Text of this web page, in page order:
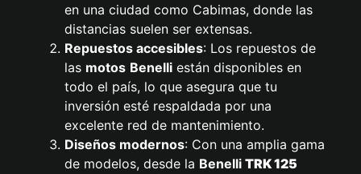
en una ciudad como Cabimas, donde las
distancias suelen ser extensas.
Repuestos accesibles: Los repuestos de
las motos Benelli están disponibles en
todo el país, lo que asegura que tu
inversión esté respaldada por una
excelente red de mantenimiento.
Diseños modernos: Con una amplia gama
de modelos, desde la Benelli TRK 125